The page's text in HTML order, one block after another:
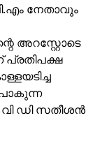
നേതാവും
അറസ്റ്റോടെ
പ്രതിപക്ഷ
ഡി സതീശന്‍